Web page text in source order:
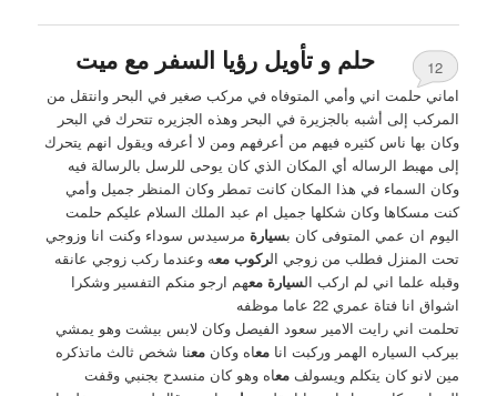
حلم و تأويل رؤيا السفر مع ميت
12
اماني حلمت اني وأمي المتوفاه في مركب صغير في البحر وانتقل من
المركب إلى أشبه بالجزيرة في البحر وهذه الجزيره تتحرك في البحر
وكان بها ناس كثيره فيهم من أعرفهم ومن لا أعرفه ويقول انهم يتحرك
إلى مهبط الرساله أي المكان الذي كان يوحى للرسل بالرسالة فيه
وكان السماء في هذا المكان كانت تمطر وكان المنظر جميل وأمي
كنت مسكاها وكان شكلها جميل ام عبد الملك السلام عليكم حلمت
اليوم ان عمي المتوفى كان بسيارة مرسيدس سوداء وكنت انا وزوجي
تحت المنزل فطلب من زوجي الركوب معه وعندما ركب زوجي عانقه
وقبله علما اني لم اركب السيارة معهم ارجو منكم التفسير وشكرا
اشواق انا فتاة عمري 22 عاما موظفه
تحلمت اني رايت الامير سعود الفيصل وكان لابس بيشت وهو يمشي
بيركب السياره الهمر وركبت انامعاه وكانمعنا شخص ثالث ماتذكره
مين لانو كان يتكلم ويسولفمعاه وهو كان منسدح بجنبي وقفت